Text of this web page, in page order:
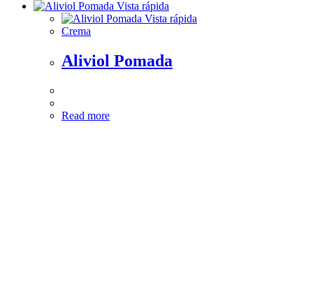
Vista rápida
Vista rápida
Crema
Aliviol Pomada
Read more